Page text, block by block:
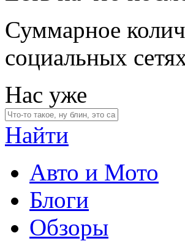
Суммарное
социальных
Нас уже
Найти
Авто и Мото
Блоги
Обзоры